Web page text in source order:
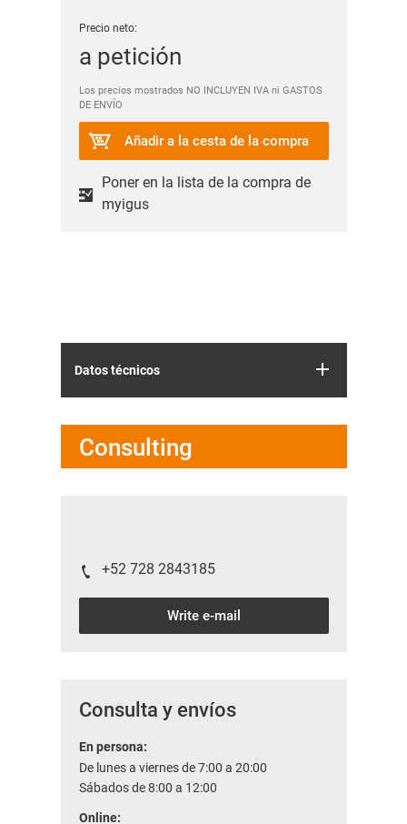
Precio neto:
a petición
Los precios mostrados NO INCLUYEN IVA ni GASTOS
DE ENVÍO
Añadir a la cesta de la compra
Poner en la lista de la compra de
myigus
Datos técnicos
Consulting
+52 728 2843185
Write e-mail
Consulta y envíos
En persona:
De lunes a viernes de 7:00 a 20:00
Sábados de 8:00 a 12:00
Online: